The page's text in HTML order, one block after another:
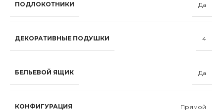
ПОДЛОКОТНИКИ Да
ДЕКОРАТИВНЫЕ ПОДУШКИ 4
БЕЛЬЕВОЙ ЯЩИК Да
КОНФИГУРАЦИЯ Прямой